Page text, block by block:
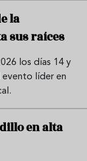
la
sus raíces
los días 14 y
evento líder en
en alta